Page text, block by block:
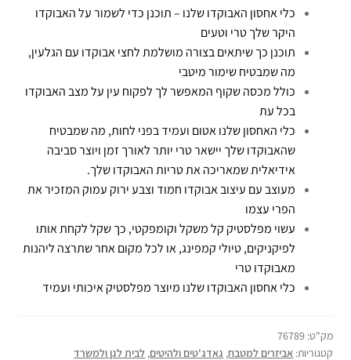
כלי אחסון האבוקדו שלנו – תוכנן כדי לשמור על האבוקדו
היקר שלך טרי וטעים
תוכנן כך שיתאים בצורה מושלמת לחצי אבוקדו עם הגלעין,
מה שמבטיח שימור מיטבי
כולל מכסה שקוף המאפשר לך לפקוח עין על מצב האבוקדו
בכל עת
כלי האחסון שלנו אטום ועמיד בפני לחות, מה שמבטיח
שהאבוקדו שלך יישאר טרי יותר לאורך זמן ויוצר סביבה
אידיאלית שמאריכה את טריות האבוקדו שלך.
מעוצב עם עיצוב אבוקדו חמוד וצבע ירוק עמוק המזכיר את
הפרי עצמו
עשוי מפלסטיק קל משקל וקומפקטי, כך שקל לקחת אותו
לפיקניקים, טיולי קמפינג, או לכל מקום אחר שתרצה ליהנות
מאבוקדו טרי
כלי אחסון האבוקדו שלנו מיוצר מפלסטיק איכותי ועמיד
מק"ט: 76789
קטגוריות: אביזרים למטבח, גאדג'טים ולהיטים, לבית לגן ולמשרד